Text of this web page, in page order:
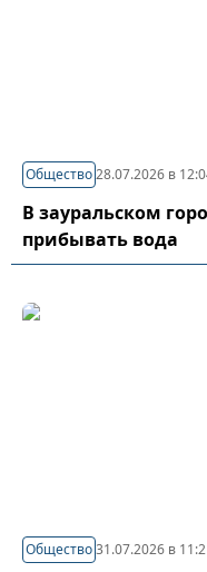
Общество28.07.2026 в
В зауральском
прибывать вода
Общество31.07.2026 в